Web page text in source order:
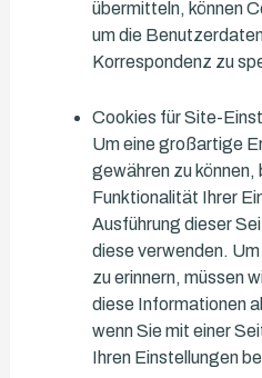
übermitteln, können
um die
Korrespondenz zu
Cookies für Site-
Um eine großartige
gewähren zu können,
Funktionalität Ihrer
Ausführung dieser
diese verwenden.
zu erinnern, müssen
diese Informationen
wenn Sie mit einer
Ihren Einstellungen